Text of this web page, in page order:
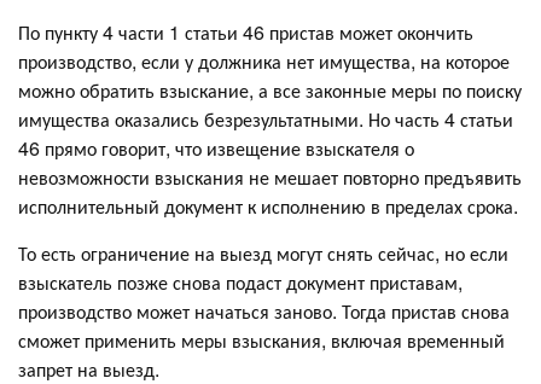
По пункту 4 части 1 статьи 46 пристав может окончить
производство, если у должника нет имущества, на которое
можно обратить взыскание, а все законные меры по поиску
имущества оказались безрезультатными. Но часть 4 статьи
46 прямо говорит, что извещение взыскателя о
невозможности взыскания не мешает повторно предъявить
исполнительный документ к исполнению в пределах срока.
То есть ограничение на выезд могут снять сейчас, но если
взыскатель позже снова подаст документ приставам,
производство может начаться заново. Тогда пристав снова
сможет применить меры взыскания, включая временный
запрет на выезд.